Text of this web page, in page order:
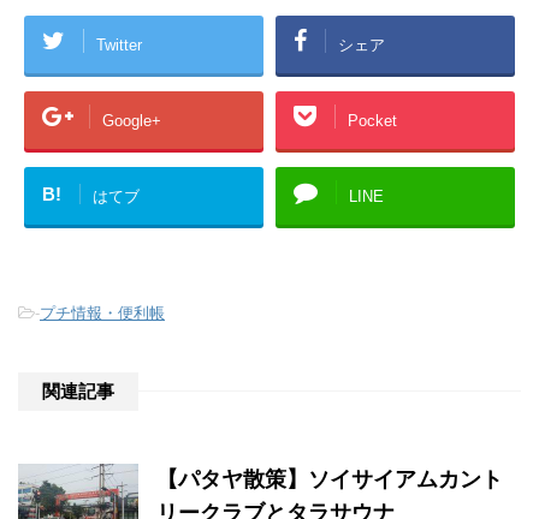
Twitter シェア
Google+ Pocket
B! はてブ LINE
-プチ情報・便利帳
関連記事
【パタヤ散策】ソイサイアムカント
リークラブとタラサウナ